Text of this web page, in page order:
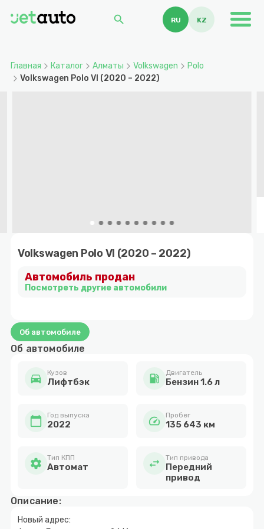
search RU KZ
Главная Каталог Алматы Volkswagen
Polo
Volkswagen Polo VI (2020 – 2022)
Volkswagen Polo VI (2020 – 2022)
Автомобиль продан
Посмотреть другие автомобили
Об автомобиле
Об автомобиле
directions_car Кузов
Лифтбэк local_gas_station Двигатель
Бензин 1.6 л
calendar_today Год выпуска
2022 speed Пробег
135 643 км
settings Тип КПП
Автомат swap_horiz Тип привода
Передний
привод
Описание:
Новый адрес: